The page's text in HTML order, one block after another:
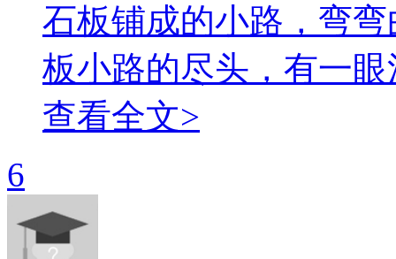
石板铺成的小路，弯
板小路的尽头，有一
查看全文>
6